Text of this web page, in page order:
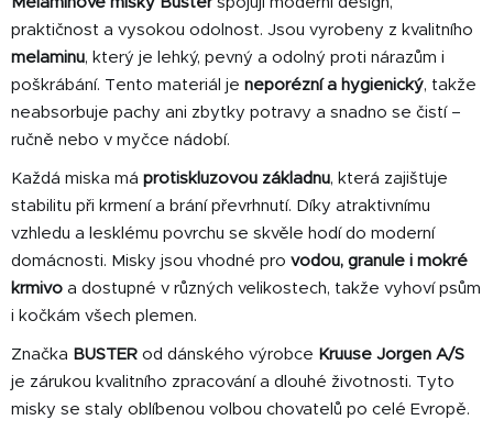
a
c
í
p
r
y
v
ý
p
s
praktičnost a vysokou odolnost. Jsou vyrobeny z kvalitního
melaminu, který je lehký, pevný a odolný proti nárazům i
poškrábání. Tento materiál je neporézní a hygienický, takže
neabsorbuje pachy ani zbytky potravy a snadno se čistí –
ručně nebo v myčce nádobí.
Každá miska má protiskluzovou základnu, která zajišťuje
stabilitu při krmení a brání převrhnutí. Díky atraktivnímu
vzhledu a lesklému povrchu se skvěle hodí do moderní
domácnosti. Misky jsou vhodné pro vodou, granule i mokré
krmivo a dostupné v různých velikostech, takže vyhoví psům
i kočkám všech plemen.
Značka BUSTER od dánského výrobce Kruuse Jorgen A/S
je zárukou kvalitního zpracování a dlouhé životnosti. Tyto
misky se staly oblíbenou volbou chovatelů po celé Evropě.